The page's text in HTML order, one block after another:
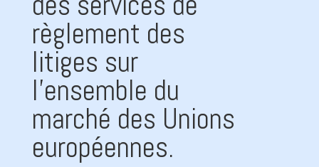
règlement des
litiges sur
l'ensemble du
marché des Unions
européennes.